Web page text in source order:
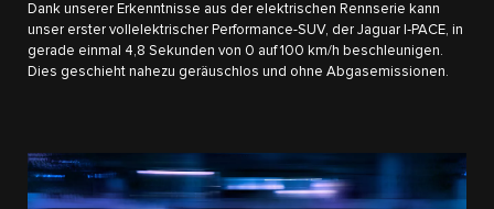
Dank unserer Erkenntnisse aus der elektrischen Rennserie kann
unser erster vollelektrischer Performance-SUV, der Jaguar I‑PACE, in
gerade einmal 4,8 Sekunden von 0 auf 100 km/h beschleunigen.
Dies geschieht nahezu geräuschlos und ohne Abgasemissionen.